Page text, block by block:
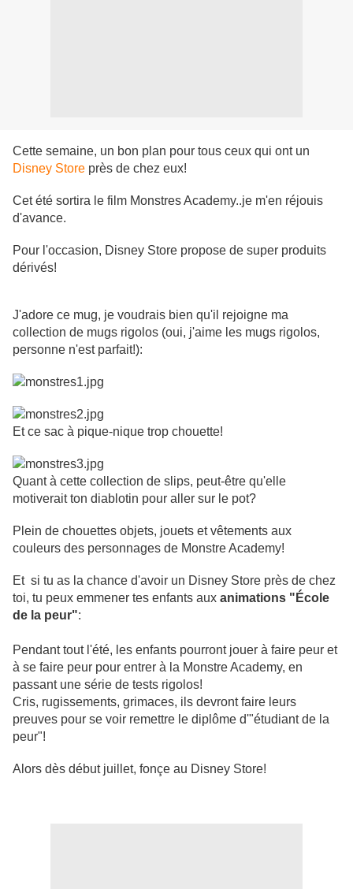
Cette semaine, un bon plan pour tous ceux qui ont un
Disney Store près de chez eux!
Cet été sortira le film Monstres Academy..je m'en réjouis
d'avance.
Pour l'occasion, Disney Store propose de super produits
dérivés!
J'adore ce mug, je voudrais bien qu'il rejoigne ma
collection de mugs rigolos (oui, j'aime les mugs rigolos,
personne n'est parfait!):
Et ce sac à pique-nique trop chouette!
Quant à cette collection de slips, peut-être qu'elle
motiverait ton diablotin pour aller sur le pot?
Plein de chouettes objets, jouets et vêtements aux
couleurs des personnages de Monstre Academy!
Et si tu as la chance d'avoir un Disney Store près de chez
toi, tu peux emmener tes enfants aux animations "École
de la peur":
Pendant tout l'été, les enfants pourront jouer à faire peur et
à se faire peur pour entrer à la Monstre Academy, en
passant une série de tests rigolos!
Cris, rugissements, grimaces, ils devront faire leurs
preuves pour se voir remettre le diplôme d'"étudiant de la
peur"!
Alors dès début juillet, fonçe au Disney Store!